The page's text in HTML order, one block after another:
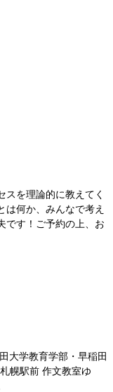
を理論的に教えてく
は何か、みんなで考え
です！ご予約の上、お
大学教育学部・早稲田
幌駅前 作文教室ゆ